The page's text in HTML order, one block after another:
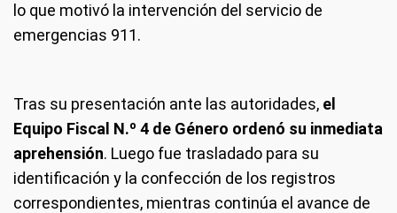
lo que motivó la intervención del servicio de
emergencias 911.
Tras su presentación ante las autoridades, el
Equipo Fiscal N.º 4 de Género ordenó su inmediata
aprehensión. Luego fue trasladado para su
identificación y la confección de los registros
correspondientes, mientras continúa el avance de